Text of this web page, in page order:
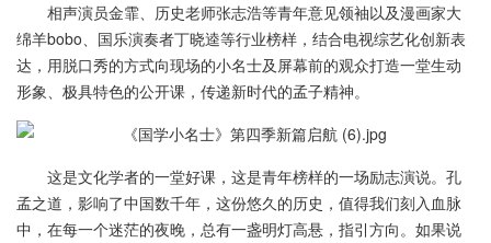
相声演员金霏、历史老师张志浩等青年意见领袖以及漫画家大
绵羊bobo、国乐演奏者丁晓逵等行业榜样，结合电视综艺化创新表
达，用脱口秀的方式向现场的小名士及屏幕前的观众打造一堂生动
形象、极具特色的公开课，传递新时代的孟子精神。
这是文化学者的一堂好课，这是青年榜样的一场励志演说。孔
孟之道，影响了中国数千年，这份悠久的历史，值得我们刻入血脉
中，在每一个迷茫的夜晚，总有一盏明灯高悬，指引方向。如果说